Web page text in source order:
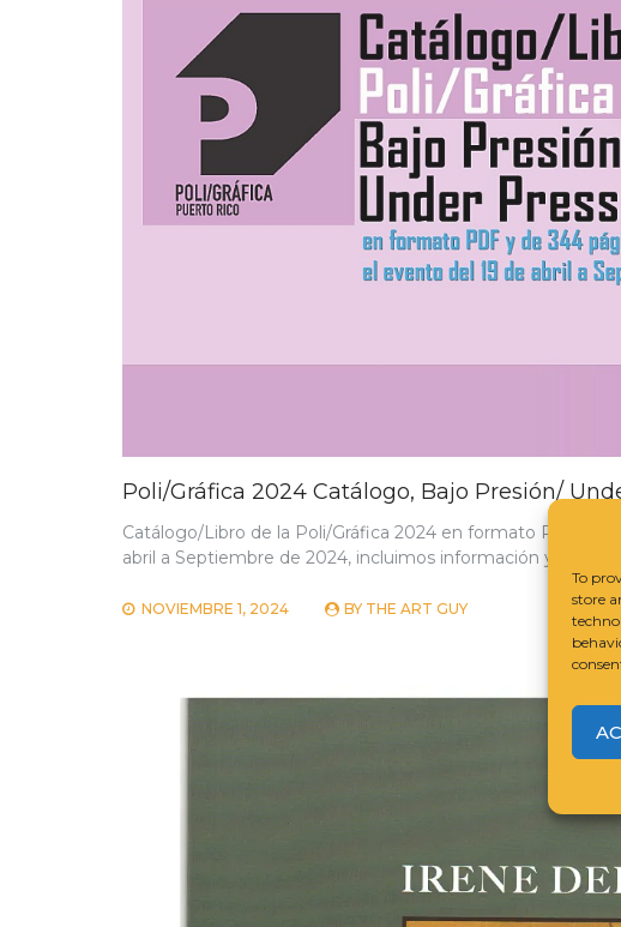
To
store
Poli/Gráfica 2024 Catálogo, Bajo Presión/
Catálogo/Libro de la Poli/Gráfica 2024 en formato PDF, de
abril a Septiembre de 2024, incluimos información y enlace.
NOVIEMBRE 1, 2024 BY THE ART GUY